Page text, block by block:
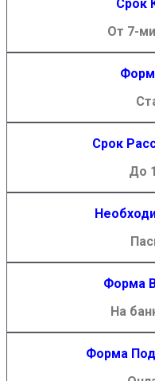
Срок
От 7-
Срок
До
Форма
На
Форма